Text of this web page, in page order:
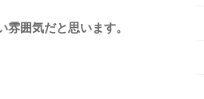
囲気だと思います。